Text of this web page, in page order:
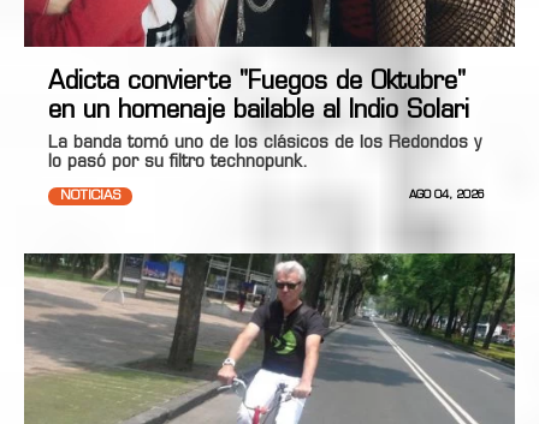
Adicta convierte "Fuegos de Oktubre"
en un homenaje bailable al Indio Solari
La banda tomó uno de los clásicos de los Redondos y
lo pasó por su filtro technopunk.
NOTICIAS AGO 04, 2026